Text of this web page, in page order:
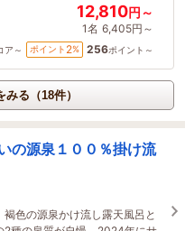
12,810円～
1名 6,405円～
ア～ ポイント 2% 256ポイント～
る（18件）
の源泉１００％掛け流
褐色の源泉かけ流し露天風呂と